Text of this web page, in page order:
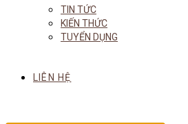
TIN TỨC
KIẾN THỨC
TUYỂN DỤNG
LIÊN HỆ